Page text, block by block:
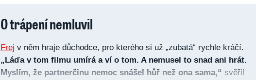
O trápení nemluvil
Frej v něm hraje důchodce, pro kterého si už „zubatá“ rychle kráčí.
„Láďa v tom filmu umírá a ví o tom. A nemusel to snad ani hrát.
Myslím, že partnerčinu nemoc snášel hůř než ona sama,“ svěřil